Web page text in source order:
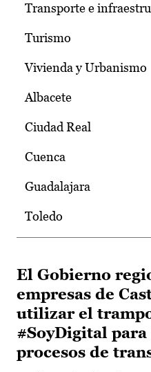
Transporte e
Turismo
Vivienda y Urbanismo
Albacete
Ciudad Real
Cuenca
Guadalajara
Toledo
El Gobierno
empresas de
utilizar el
#SoyDigital para
procesos de